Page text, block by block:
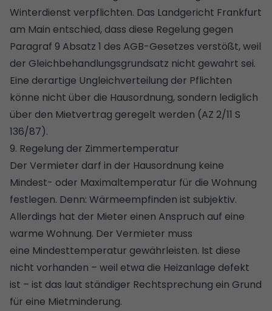
Winterdienst verpflichten. Das Landgericht Frankfurt
am Main entschied, dass diese Regelung gegen
Paragraf 9 Absatz 1 des AGB-Gesetzes verstößt, weil
der Gleichbehandlungsgrundsatz nicht gewahrt sei.
Eine derartige Ungleichverteilung der Pflichten
könne nicht über die Hausordnung, sondern lediglich
über den Mietvertrag geregelt werden (AZ 2/11 S
136/87).
9. Regelung der Zimmertemperatur
Der Vermieter darf in der Hausordnung keine
Mindest- oder Maximaltemperatur für die Wohnung
festlegen. Denn: Wärmeempfinden ist subjektiv.
Allerdings hat der Mieter einen Anspruch auf eine
warme Wohnung. Der Vermieter muss
eine Mindesttemperatur gewährleisten. Ist diese
nicht vorhanden – weil etwa die Heizanlage defekt
ist – ist das laut ständiger Rechtsprechung ein Grund
für eine Mietminderung.